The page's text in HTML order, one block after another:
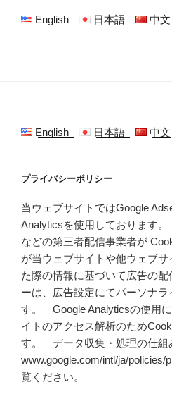
English 日本語 中文
English 日本語 中文
プライバシーポリシー
当ウェブサイトではGoogle
Analyticsを使用しております
などの第三者配信事業者が
が当ウェブサイトや他ウェブ
た際の情報に基づいて広告の
ーは、広告設定にてパーソナ
す。 Google Analyticsの使用
イトのアクセス解析のため
す。 データ収集・処理の仕組
www.google.com/intl/ja/policies/
覧ください。